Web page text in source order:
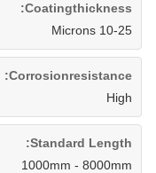
Coatingthickness:
10-25 Microns
Corrosionresistance:
High
Standard Length:
1000mm - 8000mm